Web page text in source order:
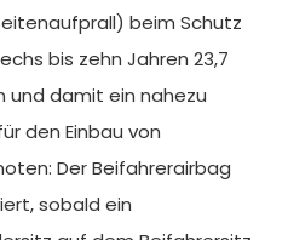
beim Schutz
bis zehn Jahren 23,7
und damit ein nahezu
den Einbau von
Der Beifahrerairbag
sobald ein